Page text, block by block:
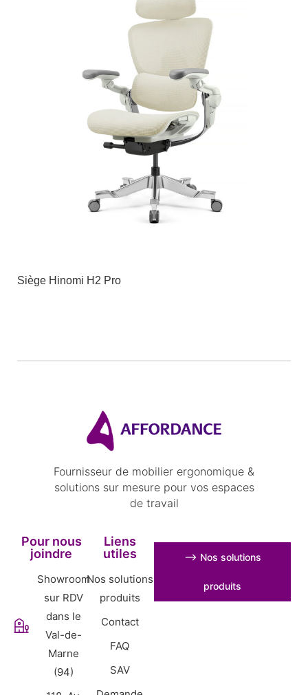
Siège Hinomi H2 Pro
Fournisseur de mobilier ergonomique &
solutions sur mesure pour vos espaces
de travail
Pour nous
joindre
Showroom
sur RDV
dans le
Val-de-
Marne
(94)
Liens
utiles
Nos solutions
produits
Contact
FAQ
SAV
⟶ Nos solutions
produits